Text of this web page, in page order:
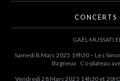
CONCERTS
GAEL MUSSATI
Samedi 8 Mars 2025 19h30 – Les
Bagneux Co-plateau
Vendredi 28 Mars 2025 14h30 et